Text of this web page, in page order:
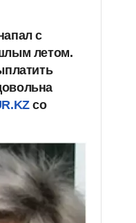
с
летом.
со